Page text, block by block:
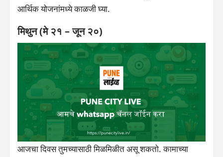
आर्थिक योजनांमध्ये काळजी घ्या.
मिथुन (मे २१ – जून २०)
आजचा दिवस तुमच्यासाठी मिळमिळीत असू शकतो. कामाच्या